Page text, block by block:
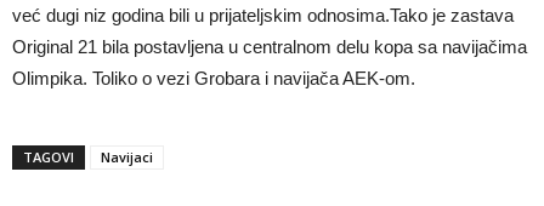
već dugi niz godina bili u prijateljskim odnosima.Tako je zastava
Original 21 bila postavljena u centralnom delu kopa sa navijačima
Olimpika. Toliko o vezi Grobara i navijača AEK-om.
TAGOVI Navijaci